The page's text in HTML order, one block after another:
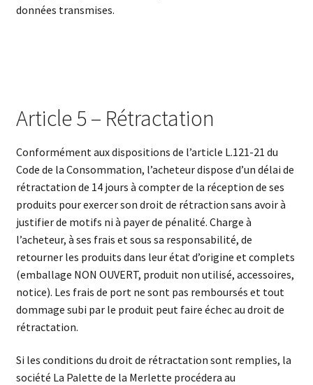
données transmises.
Article 5 – Rétractation
Conformément aux dispositions de l’article L.121-21 du
Code de la Consommation, l’acheteur dispose d’un délai de
rétractation de 14 jours à compter de la réception de ses
produits pour exercer son droit de rétraction sans avoir à
justifier de motifs ni à payer de pénalité. Charge à
l’acheteur, à ses frais et sous sa responsabilité, de
retourner les produits dans leur état d’origine et complets
(emballage NON OUVERT, produit non utilisé, accessoires,
notice). Les frais de port ne sont pas remboursés et tout
dommage subi par le produit peut faire échec au droit de
rétractation.
Si les conditions du droit de rétractation sont remplies, la
société La Palette de la Merlette procédera au